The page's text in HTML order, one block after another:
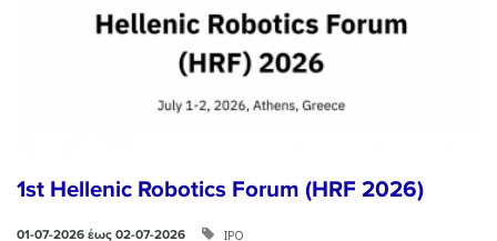
1st Hellenic Robotics Forum (HRF 2026)
01-07-2026 έως 02-07-2026 ΙΡΟ